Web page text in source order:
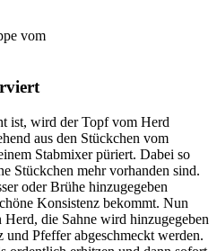
vom
ist, wird der Topf vom Herd
aus den Stückchen vom
Stabmixer püriert. Dabei so
Stückchen mehr vorhanden sind.
oder Brühe hinzugegeben
Konsistenz bekommt. Nun
die Sahne wird hinzugegeben
Pfeffer abgeschmeckt werden.